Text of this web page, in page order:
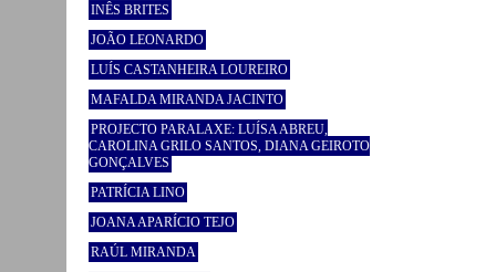
INÊS BRITES
JOÃO LEONARDO
LUÍS CASTANHEIRA LOUREIRO
MAFALDA MIRANDA JACINTO
PROJECTO PARALAXE: LUÍSA ABREU,
CAROLINA GRILO SANTOS, DIANA GEIROTO
GONÇALVES
PATRÍCIA LINO
JOANA APARÍCIO TEJO
RAÚL MIRANDA